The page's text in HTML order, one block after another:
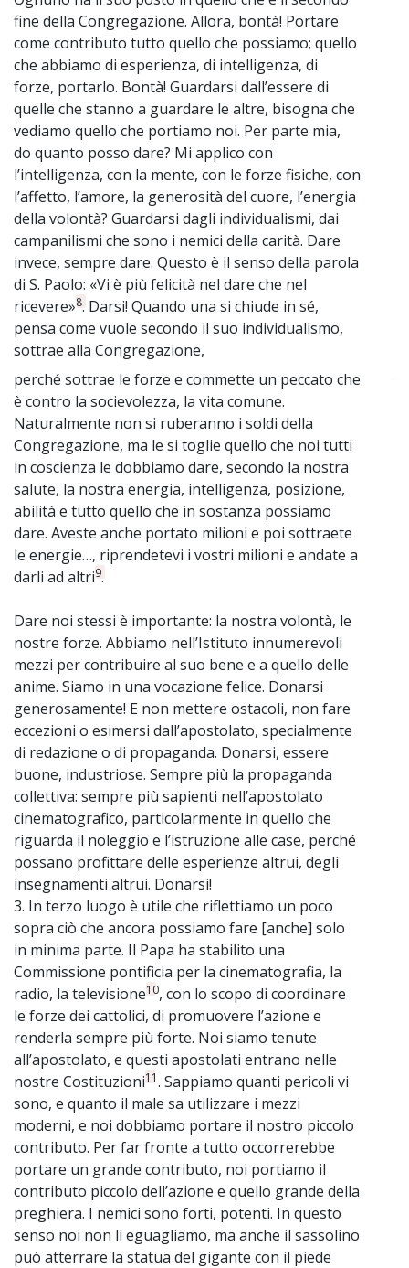
fine della Congregazione. Allora, bontà! Portare
come contributo tutto quello che possiamo; quello
che abbiamo di esperienza, di intelligenza, di
forze, portarlo. Bontà! Guardarsi dall’essere di
quelle che stanno a guardare le altre, bisogna che
vediamo quello che portiamo noi. Per parte mia,
do quanto posso dare? Mi applico con
l’intelligenza, con la mente, con le forze fisiche, con
l’affetto, l’amore, la generosità del cuore, l’energia
della volontà? Guardarsi dagli individualismi, dai
campanilismi che sono i nemici della carità. Dare
invece, sempre dare. Questo è il senso della parola
di S. Paolo: «Vi è più felicità nel dare che nel
ricevere»8. Darsi! Quando una si chiude in sé,
pensa come vuole secondo il suo individualismo,
sottrae alla Congregazione,
perché sottrae le forze e commette un peccato che
è contro la socievolezza, la vita comune.
Naturalmente non si ruberanno i soldi della
Congregazione, ma le si toglie quello che noi tutti
in coscienza le dobbiamo dare, secondo la nostra
salute, la nostra energia, intelligenza, posizione,
abilità e tutto quello che in sostanza possiamo
dare. Aveste anche portato milioni e poi sottraete
le energie…, riprendetevi i vostri milioni e andate a
darli ad altri9.
Dare noi stessi è importante: la nostra volontà, le
nostre forze. Abbiamo nell’Istituto innumerevoli
mezzi per contribuire al suo bene e a quello delle
anime. Siamo in una vocazione felice. Donarsi
generosamente! E non mettere ostacoli, non fare
eccezioni o esimersi dall’apostolato, specialmente
di redazione o di propaganda. Donarsi, essere
buone, industriose. Sempre più la propaganda
collettiva: sempre più sapienti nell’apostolato
cinematografico, particolarmente in quello che
riguarda il noleggio e l’istruzione alle case, perché
possano profittare delle esperienze altrui, degli
insegnamenti altrui. Donarsi!
3. In terzo luogo è utile che riflettiamo un poco
sopra ciò che ancora possiamo fare [anche] solo
in minima parte. Il Papa ha stabilito una
Commissione pontificia per la cinematografia, la
radio, la televisione10, con lo scopo di coordinare
le forze dei cattolici, di promuovere l’azione e
renderla sempre più forte. Noi siamo tenute
all’apostolato, e questi apostolati entrano nelle
nostre Costituzioni11. Sappiamo quanti pericoli vi
sono, e quanto il male sa utilizzare i mezzi
moderni, e noi dobbiamo portare il nostro piccolo
contributo. Per far fronte a tutto occorrerebbe
portare un grande contributo, noi portiamo il
contributo piccolo dell’azione e quello grande della
preghiera. I nemici sono forti, potenti. In questo
senso noi non li eguagliamo, ma anche il sassolino
può atterrare la statua del gigante con il piede